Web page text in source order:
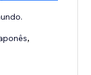
,